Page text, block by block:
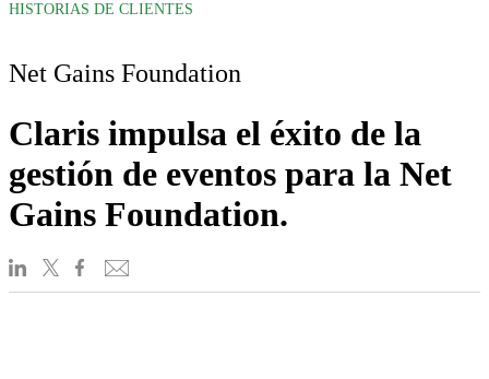
HISTORIAS DE CLIENTES
Net Gains Foundation
Claris impulsa el éxito de la
gestión de eventos para la Net
Gains Foundation.